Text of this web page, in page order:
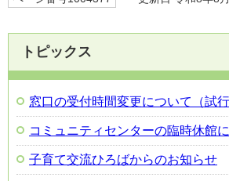
トピックス
窓口の受付時間変更について（試行
コミュニティセンターの臨時休館
子育て交流ひろばからのお知らせ